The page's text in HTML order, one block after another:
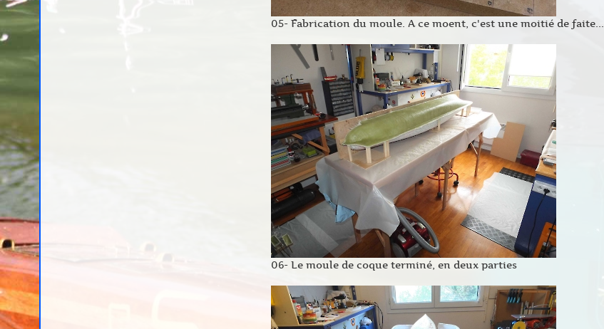
05- Fabrication du moule. A ce moent, c'est une moitié de faite...
06- Le moule de coque terminé, en deux parties